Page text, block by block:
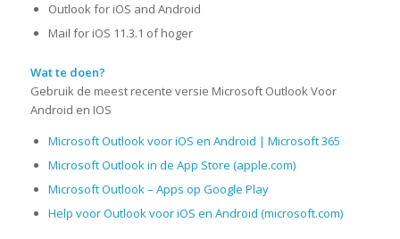
Outlook for iOS and Android
Mail for iOS 11.3.1 of hoger
Wat te doen?
Gebruik de meest recente versie Microsoft Outlook Voor
Android en IOS
Microsoft Outlook voor iOS en Android | Microsoft 365
Microsoft Outlook in de App Store (apple.com)
Microsoft Outlook – Apps op Google Play
Help voor Outlook voor iOS en Android (microsoft.com)